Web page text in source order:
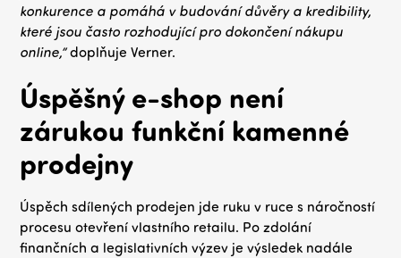
konkurence a pomáhá v budování důvěry a kredibility,
které jsou často rozhodující pro dokončení nákupu
online,”doplňuje Verner.
Úspěšný e-shop není
zárukou funkční kamenné
prodejny
Úspěch sdílených prodejen jde ruku v ruce s náročností
procesu otevření vlastního retailu. Po zdolání
finančních a legislativních výzev je výsledek nadále